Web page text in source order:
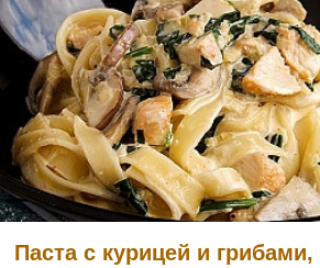
Паста с курицей и